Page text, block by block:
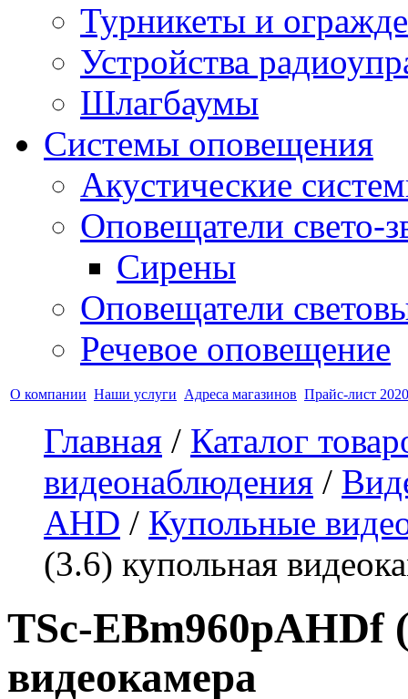
Турникеты и
Устройства
Шлагбаумы
Системы оповещения
Акустические
Оповещатели свето-
Сирены
Оповещатели
Речевое оповещение
О компании Наши услуги Адреса магазинов Прайс-лист
Главная / Каталог
видеонаблюдения /
AHD / Купольные
(3.6) купольная
TSc-EBm960pAHDf
видеокамера